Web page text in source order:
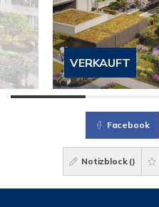
VERKAUFT
Facebook
Notizblock ()